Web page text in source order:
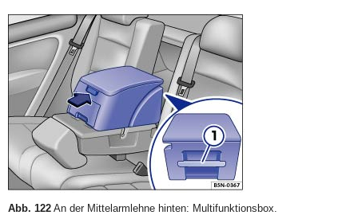
Abb. 122 An der Mittelarmlehne hinten: Multifunktionsbox.